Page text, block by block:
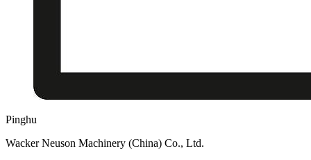
Pinghu
Wacker Neuson Machinery (China) Co., Ltd.